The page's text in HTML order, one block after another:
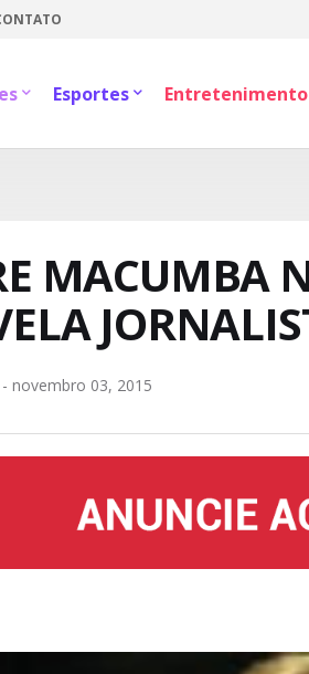
Esportes Entretenimento
MACUMBA
novembro 03, 2015